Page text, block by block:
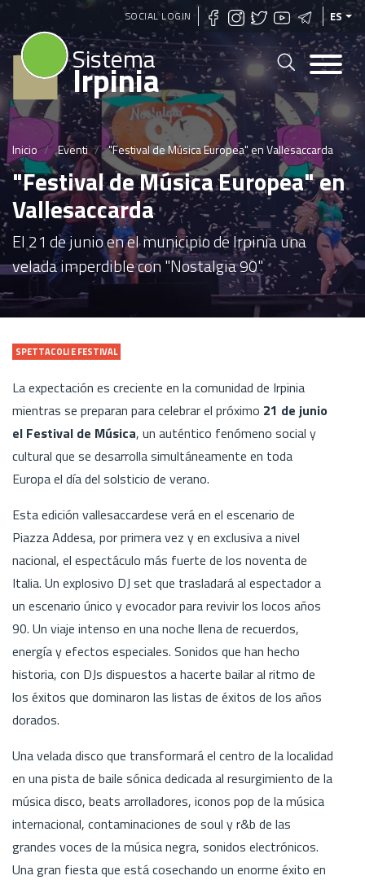
Pasar
al
contenido
principal
SOCIAL LOGIN ES
Sistema
Irpinia
Inicio Eventi "Festival de Música Europea" en Vallesaccarda
"Festival de Música Europea" en
Vallesaccarda
El 21 de junio en el municipio de Irpinia una
velada imperdible con "Nostalgia 90"
SPETTACOLI E FESTIVAL
La expectación es creciente en la comunidad de Irpinia
mientras se preparan para celebrar el próximo 21 de junio
el Festival de Música, un auténtico fenómeno social y
cultural que se desarrolla simultáneamente en toda
Europa el día del solsticio de verano.
Esta edición vallesaccardese verá en el escenario de
Piazza Addesa, por primera vez y en exclusiva a nivel
nacional, el espectáculo más fuerte de los noventa de
Italia. Un explosivo DJ set que trasladará al espectador a
un escenario único y evocador para revivir los locos años
90. Un viaje intenso en una noche llena de recuerdos,
energía y efectos especiales. Sonidos que han hecho
historia, con DJs dispuestos a hacerte bailar al ritmo de
los éxitos que dominaron las listas de éxitos de los años
dorados.
Una velada disco que transformará el centro de la localidad
en una pista de baile sónica dedicada al resurgimiento de la
música disco, beats arrolladores, iconos pop de la música
internacional, contaminaciones de soul y r&b de las
grandes voces de la música negra, sonidos electrónicos.
Una gran fiesta que está cosechando un enorme éxito en